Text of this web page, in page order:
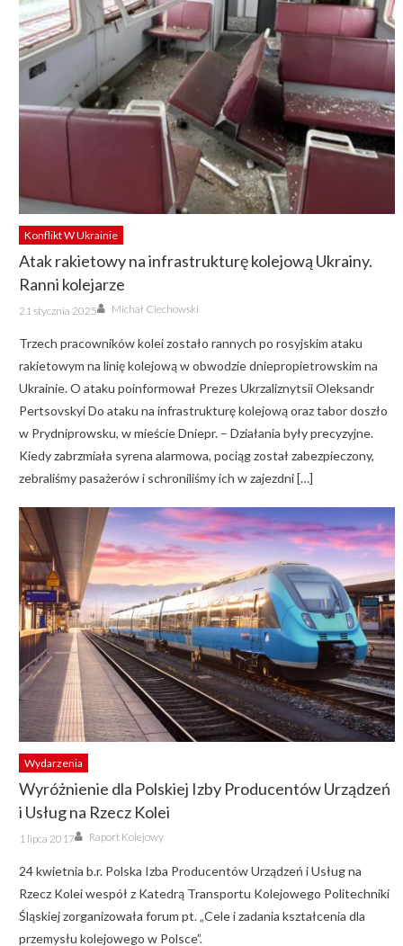
Konflikt W Ukrainie
Atak rakietowy na infrastrukturę kolejową Ukrainy.
Ranni kolejarze
Posted
on
21 stycznia 2025 Author
Michał Ciechowski
Trzech pracowników kolei zostało rannych po rosyjskim ataku
rakietowym na linię kolejową w obwodzie dniepropietrowskim na
Ukrainie. O ataku poinformował Prezes Ukrzaliznytsii Oleksandr
Pertsovskyi Do ataku na infrastrukturę kolejową oraz tabor doszło
w Prydniprowsku, w mieście Dniepr. – Działania były precyzyjne.
Kiedy zabrzmiała syrena alarmowa, pociąg został zabezpieczony,
zebraliśmy pasażerów i schroniliśmy ich w zajezdni […]
Wydarzenia
Wyróżnienie dla Polskiej Izby Producentów Urządzeń
i Usług na Rzecz Kolei
Posted
on
1 lipca 2017 Author
Raport Kolejowy
24 kwietnia b.r. Polska Izba Producentów Urządzeń i Usług na
Rzecz Kolei wespół z Katedrą Transportu Kolejowego Politechniki
Śląskiej zorganizowała forum pt. „Cele i zadania kształcenia dla
przemysłu kolejowego w Polsce”.